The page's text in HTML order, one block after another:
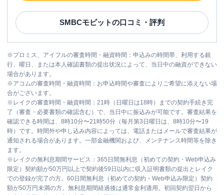
SMBCモビットの口コミ・評判
※プロミス、アイフルの審査時間・融資時間：申込みの時間帯、利用する銀
行、曜日、または本人確認書類の提出状況によって、当日中の融資ができない
場合があります。
※アコムの審査時間・融資時間：お申込時間や審査によりご希望に添えない場
合がございます。
※ レイクの審査時間・融資時間：21時（日曜日は18時）までの契約手続き完
了（審査・必要書類の確認含む）で、当日中に振込みが可能です。審査結果を
確認できる時間は、8時10分〜21時50分（毎月第3日曜日は、8時10分〜19
時）です。時間外や申し込み内容によっては、電話またはメールで審査結果が
通知される場合があります。一部金融機関および、メンテナンス時間等を除き
ます。
※ レイクの無利息期間サービス：365日間無利息（初めての契約・Web申込み
限定）契約額が50万円以上で契約後59日以内に収入証明書類の提出とレイク
での登録が完了の方。60日間無利息（初めての契約・Web申込み限定）契約
額が50万円未満の方。無利息期間経過後は通常金利適用。初回契約翌日から